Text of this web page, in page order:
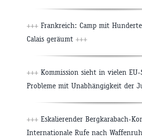
+++ Frankreich: Camp mit
Calais geräumt +++
+++ Kommission sieht in vielen EU-
Probleme mit Unabhängigkeit der
+++ Eskalierender Bergkarabach-
Internationale Rufe nach